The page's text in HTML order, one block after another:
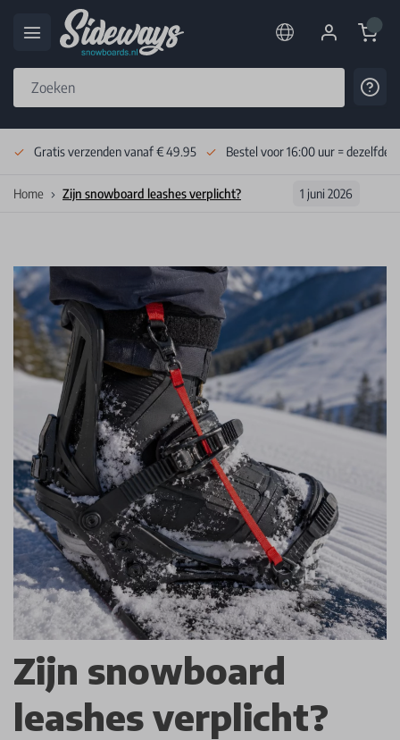
Cart
Gratis verzenden vanaf € 49.95 Bestel voor 16:00 uur = dezelfde
Home Zijn snowboard leashes verplicht? 1 juni 2026
Zijn snowboard
leashes verplicht?